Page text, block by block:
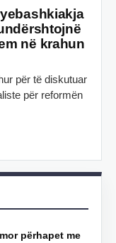
në krahun
për të diskutuar
për reformën
përhapet me